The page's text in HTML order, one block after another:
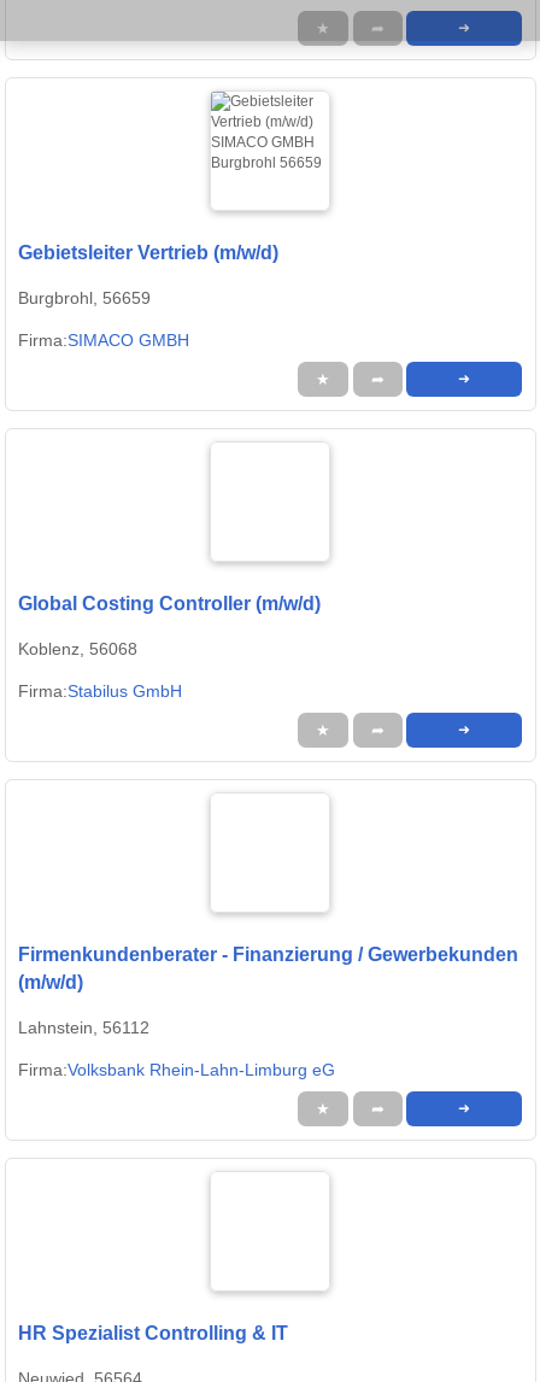
★ ➦ ➜
Gebietsleiter Vertrieb (m/w/d)
Burgbrohl, 56659
Firma:SIMACO GMBH
★ ➦ ➜
Global Costing Controller (m/w/d)
Koblenz, 56068
Firma:Stabilus GmbH
★ ➦ ➜
Firmenkundenberater - Finanzierung / Gewerbekunden
(m/w/d)
Lahnstein, 56112
Firma:Volksbank Rhein-Lahn-Limburg eG
★ ➦ ➜
HR Spezialist Controlling & IT
Neuwied, 56564